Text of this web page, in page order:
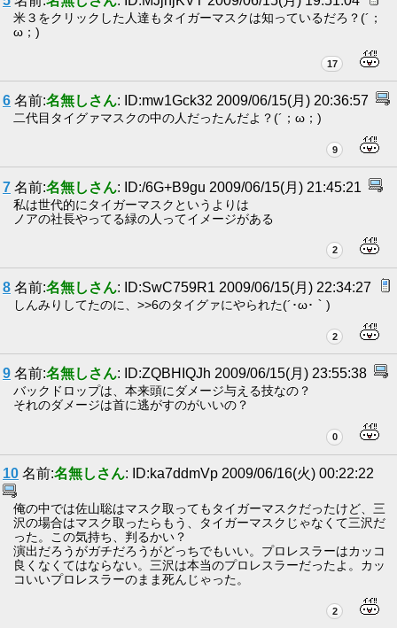
米３をクリックした人達もタイガーマスクは知っているだろ？(´；
ω；)
17
6 名前:名無しさん: ID:mw1Gck32 2009/06/15(月) 20:36:57
二代目タイグァマスクの中の人だったんだよ？(´；ω；)
9
7 名前:名無しさん: ID:/6G+B9gu 2009/06/15(月) 21:45:21
私は世代的にタイガーマスクというよりは
ノアの社長やってる緑の人ってイメージがある
2
8 名前:名無しさん: ID:SwC759R1 2009/06/15(月) 22:34:27
しんみりしてたのに、>>6のタイグァにやられた(´･ω･｀)
2
9 名前:名無しさん: ID:ZQBHIQJh 2009/06/15(月) 23:55:38
バックドロップは、本来頭にダメージ与える技なの？
それのダメージは首に逃がすのがいいの？
0
10 名前:名無しさん: ID:ka7ddmVp 2009/06/16(火) 00:22:22
俺の中では佐山聡はマスク取ってもタイガーマスクだったけど、三
沢の場合はマスク取ったらもう、タイガーマスクじゃなくて三沢だ
った。この気持ち、判るかい？
演出だろうがガチだろうがどっちでもいい。プロレスラーはカッコ
良くなくてはならない。三沢は本当のプロレスラーだったよ。カッ
コいいプロレスラーのまま死んじゃった。
2